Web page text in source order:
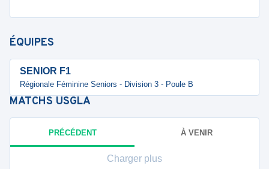
ÉQUIPES
SENIOR F1
Régionale Féminine Seniors - Division 3 - Poule B
MATCHS USGLA
PRÉCÉDENT À VENIR
Charger plus